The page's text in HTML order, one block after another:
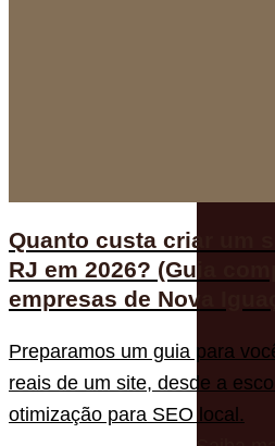
Quanto custa criar um
RJ em 2026? (Guia
empresas de Nova
Preparamos um guia para
reais de um site, desde a
otimização para SEO local.